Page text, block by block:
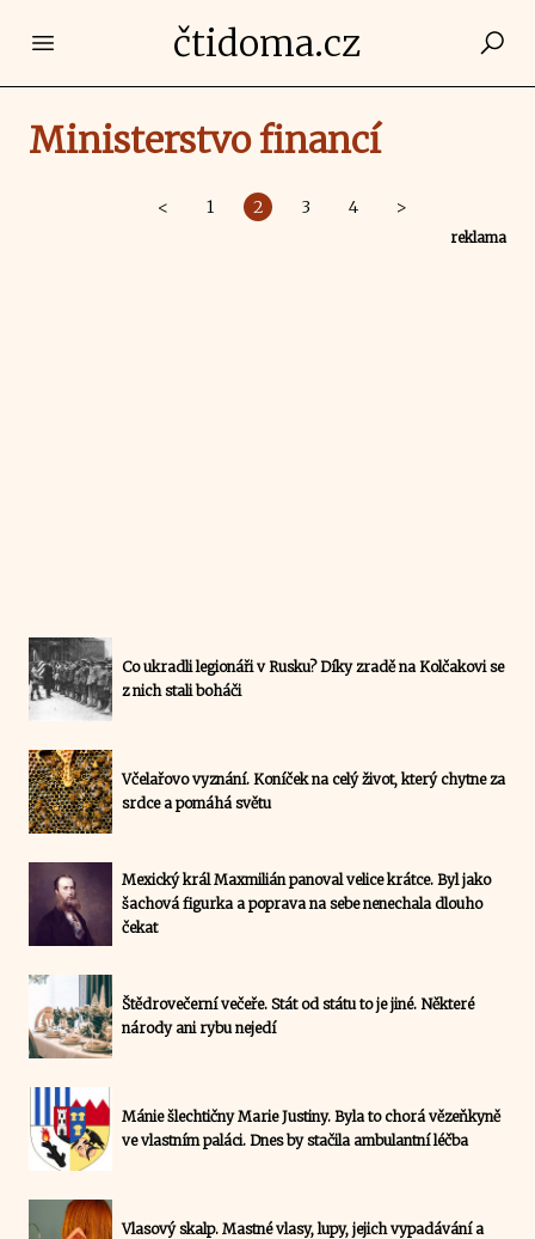
Open main menučtidoma.cz
Ministerstvo financí
< 1 2 3 4 >
reklama
Co ukradli legionáři v Rusku? Díky zradě na Kolčakovi se
z nich stali boháči
Včelařovo vyznání. Koníček na celý život, který chytne za
srdce a pomáhá světu
Mexický král Maxmilián panoval velice krátce. Byl jako
šachová figurka a poprava na sebe nenechala dlouho
čekat
Štědrovečerní večeře. Stát od státu to je jiné. Některé
národy ani rybu nejedí
Mánie šlechtičny Marie Justiny. Byla to chorá vězeňkyně
ve vlastním paláci. Dnes by stačila ambulantní léčba
Vlasový skalp. Mastné vlasy, lupy, jejich vypadávání a